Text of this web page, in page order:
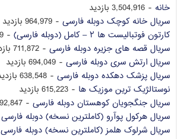
خانه - 3,504,916 بازدید
سریال خانه کوچک دوبله فارسی - 964,979 بازدید
کارتون فوتبالیست ها ۲ – کامل (دوبله فارسی)
- 834,339 بازدید
سریال قصه های جزیره دوبله فارسی - 711,872 بازدید
سریال ارتش سری دوبله فارسی - 694,049 بازدید
سریال پزشک دهکده دوبله فارسی - 638,548 بازدید
نوستالژیک ترین موزیک ها - 615,223 بازدید
سریال جنگجویان کوهستان دوبله فارسی - 592,847 بازدید
سریال هرکول پوآرو (کاملترین نسخه) دوبله فارسی
سریال شرلوک هلمز (کاملترین نسخه) دوبله فارسی